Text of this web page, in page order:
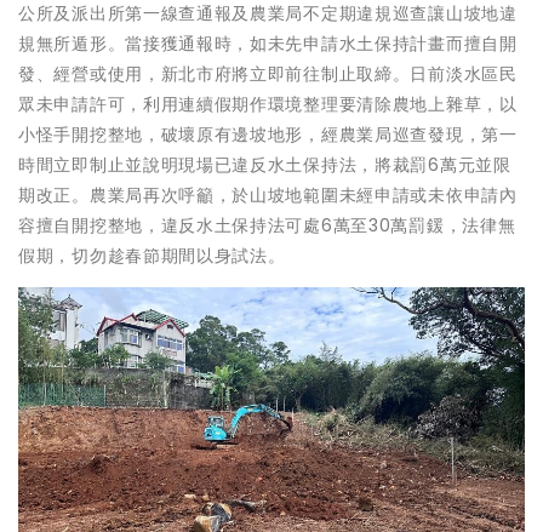
公所及派出所第一線查通報及農業局不定期違規巡查讓山坡地違
規無所遁形。當接獲通報時，如未先申請水土保持計畫而擅自開
發、經營或使用，新北市府將立即前往制止取締。日前淡水區民
眾未申請許可，利用連續假期作環境整理要清除農地上雜草，以
小怪手開挖整地，破壞原有邊坡地形，經農業局巡查發現，第一
時間立即制止並說明現場已違反水土保持法，將裁罰6萬元並限
期改正。農業局再次呼籲，於山坡地範圍未經申請或未依申請內
容擅自開挖整地，違反水土保持法可處6萬至30萬罰鍰，法律無
假期，切勿趁春節期間以身試法。